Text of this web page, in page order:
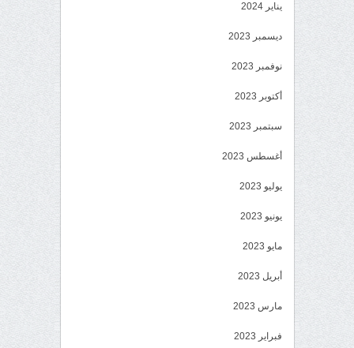
يناير 2024
ديسمبر 2023
نوفمبر 2023
أكتوبر 2023
سبتمبر 2023
أغسطس 2023
يوليو 2023
يونيو 2023
مايو 2023
أبريل 2023
مارس 2023
فبراير 2023